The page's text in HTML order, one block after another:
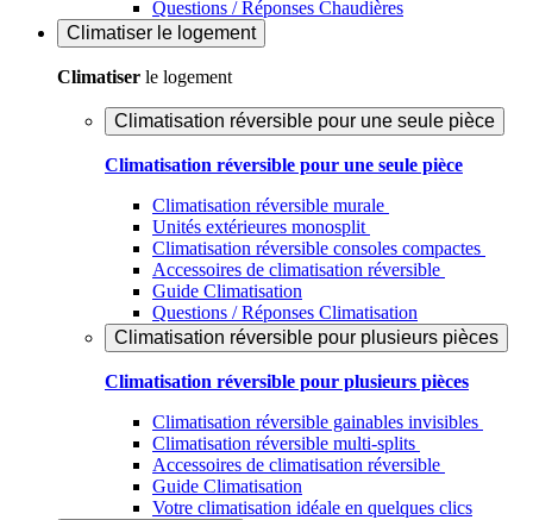
Questions / Réponses Chaudières
Climatiser le logement
Climatiser le logement
Climatisation réversible pour une seule pièce
Climatisation réversible pour une seule pièce
Climatisation réversible murale
Unités extérieures monosplit
Climatisation réversible consoles compactes
Accessoires de climatisation réversible
Guide Climatisation
Questions / Réponses Climatisation
Climatisation réversible pour plusieurs pièces
Climatisation réversible pour plusieurs pièces
Climatisation réversible gainables invisibles
Climatisation réversible multi-splits
Accessoires de climatisation réversible
Guide Climatisation
Votre climatisation idéale en quelques clics